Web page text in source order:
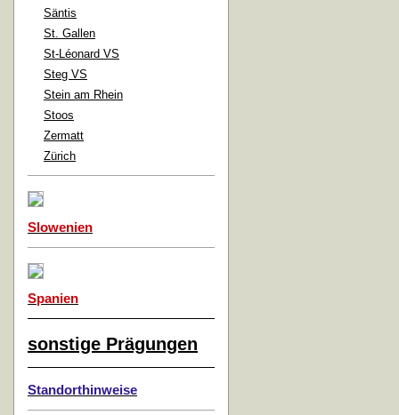
Säntis
St. Gallen
St-Léonard VS
Steg VS
Stein am Rhein
Stoos
Zermatt
Zürich
Slowenien
Spanien
sonstige Prägungen
Standorthinweise